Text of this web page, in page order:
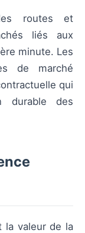
routes et
liés aux
minute. Les
de marché
qui
durable des
la valeur de la